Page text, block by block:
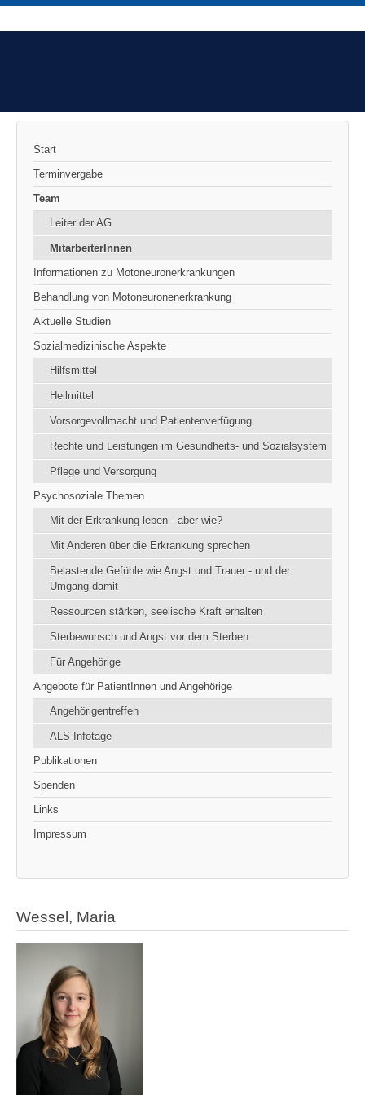
Start
Terminvergabe
Team
Leiter der AG
MitarbeiterInnen
Informationen zu Motoneuronerkrankungen
Behandlung von Motoneuronenerkrankung
Aktuelle Studien
Sozialmedizinische Aspekte
Hilfsmittel
Heilmittel
Vorsorgevollmacht und Patientenverfügung
Rechte und Leistungen im Gesundheits- und Sozialsystem
Pflege und Versorgung
Psychosoziale Themen
Mit der Erkrankung leben - aber wie?
Mit Anderen über die Erkrankung sprechen
Belastende Gefühle wie Angst und Trauer - und der
Umgang damit
Ressourcen stärken, seelische Kraft erhalten
Sterbewunsch und Angst vor dem Sterben
Für Angehörige
Angebote für PatientInnen und Angehörige
Angehörigentreffen
ALS-Infotage
Publikationen
Spenden
Links
Impressum
Wessel, Maria